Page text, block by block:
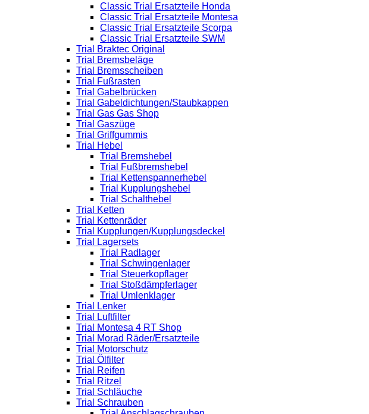
Classic Trial Ersatzteile Honda
Classic Trial Ersatzteile Montesa
Classic Trial Ersatzteile Scorpa
Classic Trial Ersatzteile SWM
Trial Braktec Original
Trial Bremsbeläge
Trial Bremsscheiben
Trial Fußrasten
Trial Gabelbrücken
Trial Gabeldichtungen/Staubkappen
Trial Gas Gas Shop
Trial Gaszüge
Trial Griffgummis
Trial Hebel
Trial Bremshebel
Trial Fußbremshebel
Trial Kettenspannerhebel
Trial Kupplungshebel
Trial Schalthebel
Trial Ketten
Trial Kettenräder
Trial Kupplungen/Kupplungsdeckel
Trial Lagersets
Trial Radlager
Trial Schwingenlager
Trial Steuerkopflager
Trial Stoßdämpferlager
Trial Umlenklager
Trial Lenker
Trial Luftfilter
Trial Montesa 4 RT Shop
Trial Morad Räder/Ersatzteile
Trial Motorschutz
Trial Ölfilter
Trial Reifen
Trial Ritzel
Trial Schläuche
Trial Schrauben